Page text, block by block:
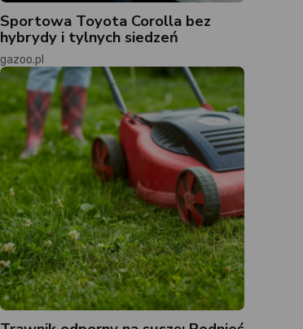
Sportowa Toyota Corolla bez
hybrydy i tylnych siedzeń
gazoo.pl